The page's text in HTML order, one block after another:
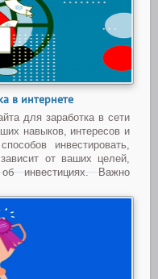
в интернете
для заработка в сети
навыков, интересов и
инвестировать,
от ваших целей,
инвестициях. Важно